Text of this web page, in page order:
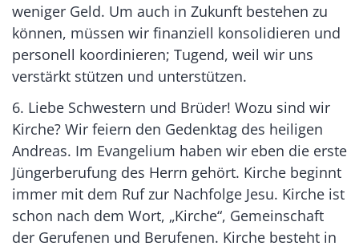
weniger Geld. Um auch in Zukunft bestehen zu
können, müssen wir finanziell konsolidieren und
personell koordinieren; Tugend, weil wir uns
verstärkt stützen und unterstützen.
6. Liebe Schwestern und Brüder! Wozu sind wir
Kirche? Wir feiern den Gedenktag des heiligen
Andreas. Im Evangelium haben wir eben die erste
Jüngerberufung des Herrn gehört. Kirche beginnt
immer mit dem Ruf zur Nachfolge Jesu. Kirche ist
schon nach dem Wort, „Kirche“, Gemeinschaft
der Gerufenen und Berufenen. Kirche besteht in